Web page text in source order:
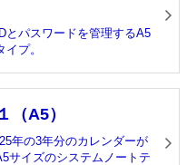
とパスワードを管理するA5
プ。
（A5）
年の3年分のカレンダーが
サイズのシステムノートテ